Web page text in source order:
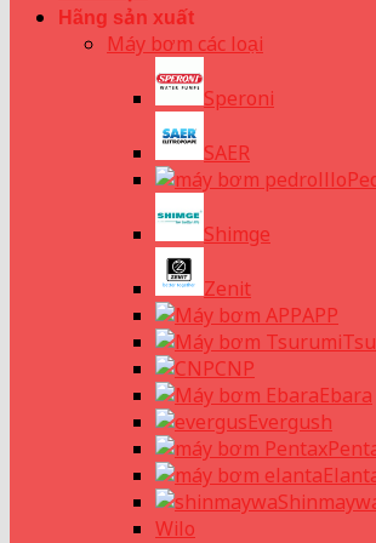
Hãng sản xuất
Máy bơm các loại
Speroni
SAER
Shimge
Zenit
APP
CNP
Ebara
Evergush
Wilo